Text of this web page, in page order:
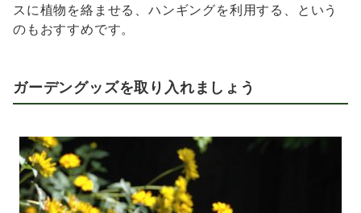
スに植物を絡ませる、ハンギングを利用する、という
のもおすすめです。
ガーデングッズを取り入れましょう